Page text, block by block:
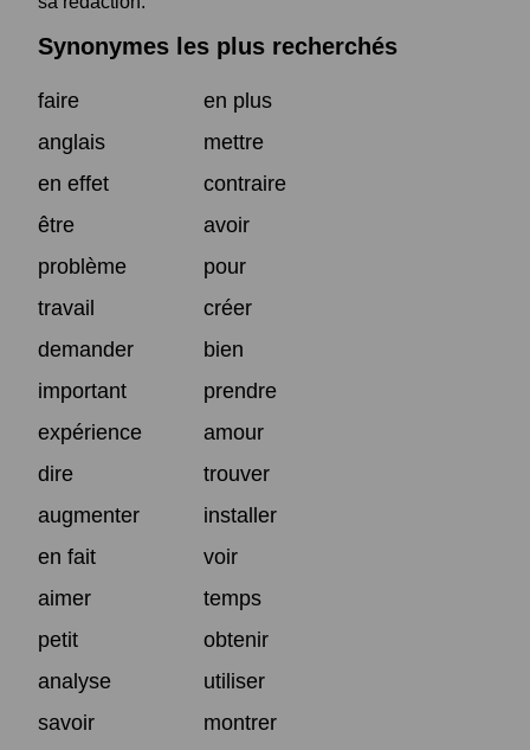
Synonymes les plus recherchés
faire
en plus
anglais
mettre
en effet
contraire
être
avoir
problème
pour
travail
créer
demander
bien
important
prendre
expérience
amour
dire
trouver
augmenter
installer
en fait
voir
aimer
temps
petit
obtenir
analyse
utiliser
savoir
montrer